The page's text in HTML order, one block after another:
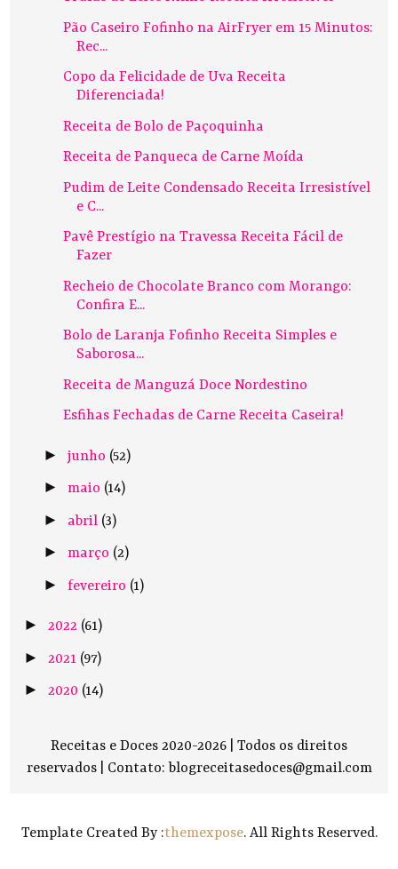
Pão Caseiro Fofinho na AirFryer em 15 Minutos:
Rec...
Copo da Felicidade de Uva Receita
Diferenciada!
Receita de Bolo de Paçoquinha
Receita de Panqueca de Carne Moída
Pudim de Leite Condensado Receita Irresistível
e C...
Pavê Prestígio na Travessa Receita Fácil de
Fazer
Recheio de Chocolate Branco com Morango:
Confira E...
Bolo de Laranja Fofinho Receita Simples e
Saborosa...
Receita de Manguzá Doce Nordestino
Esfihas Fechadas de Carne Receita Caseira!
► junho (52)
► maio (14)
► abril (3)
► março (2)
► fevereiro (1)
►2022 (61)
► 2021 (97)
►2020 (14)
Receitas e Doces 2020-2026 | Todos os direitos
reservados | Contato: blogreceitasedoces@gmail.com
Template Created By :themexpose. All Rights Reserved.